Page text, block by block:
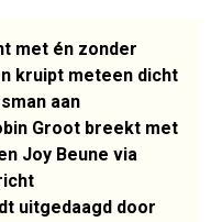
met én zonder
kruipt meteen dicht
aan
Groot breekt met
Joy Beune via
uitgedaagd door